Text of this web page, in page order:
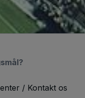
/ Kontakt os